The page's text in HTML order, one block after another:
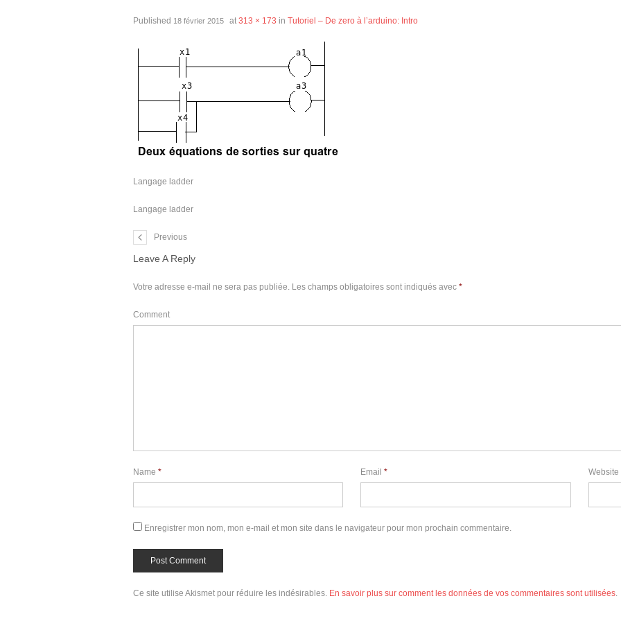
Published 18 février 2015 at 313 × 173 in Tutoriel – De zero à l’arduino: Intro
Langage ladder
Langage ladder
Previous
Leave A Reply
Votre adresse e-mail ne sera pas publiée. Les champs obligatoires sont indiqués avec *
Comment
Name * Email* Website
Enregistrer mon nom, mon e-mail et mon site dans le navigateur pour mon prochain commentaire.
Ce site utilise Akismet pour réduire les indésirables. En savoir plus sur comment les données de vos commentaires sont utilisées.